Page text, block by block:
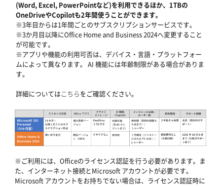
(Word, Excel, PowerPointなど)を利用できるほか、1TBの
OneDriveやCopilotも2年間使うことができます。
※3年目からは1年間ごとのサブスクリプションサービスです。
※3か月目以降にOffice Home and Business 2024へ変更すること
が可能です。
※アプリや機能の利用可否は、デバイス・言語・プラットフォー
ムによって異なります。 AI 機能には年齢制限がある場合がありま
す。
詳細についてはこちらをご確認ください。
※ご利用には、Officeのライセンス認証を行う必要があります。ま
た、インターネット接続とMicrosoft アカウントが必要です。
Microsoft アカウントをお持ちでない場合は、ライセンス認証時に